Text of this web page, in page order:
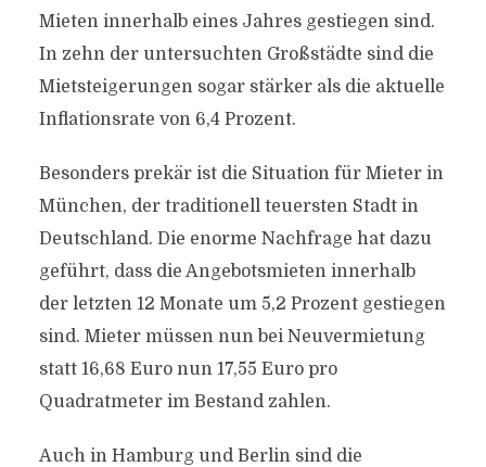
Mieten innerhalb eines Jahres gestiegen sind.
In zehn der untersuchten Großstädte sind die
Mietsteigerungen sogar stärker als die aktuelle
Inflationsrate von 6,4 Prozent.
Besonders prekär ist die Situation für Mieter in
München, der traditionell teuersten Stadt in
Deutschland. Die enorme Nachfrage hat dazu
geführt, dass die Angebotsmieten innerhalb
der letzten 12 Monate um 5,2 Prozent gestiegen
sind. Mieter müssen nun bei Neuvermietung
statt 16,68 Euro nun 17,55 Euro pro
Quadratmeter im Bestand zahlen.
Auch in Hamburg und Berlin sind die